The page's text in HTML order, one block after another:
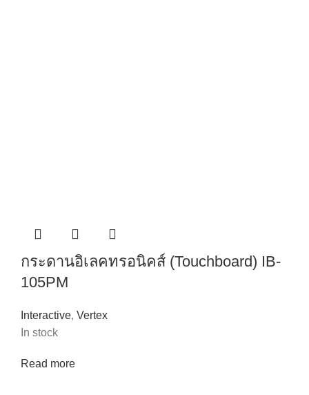
กระดานอิเลคทรอนิคส์ (Touchboard) IB-
105PM
Interactive, Vertex
In stock
Read more